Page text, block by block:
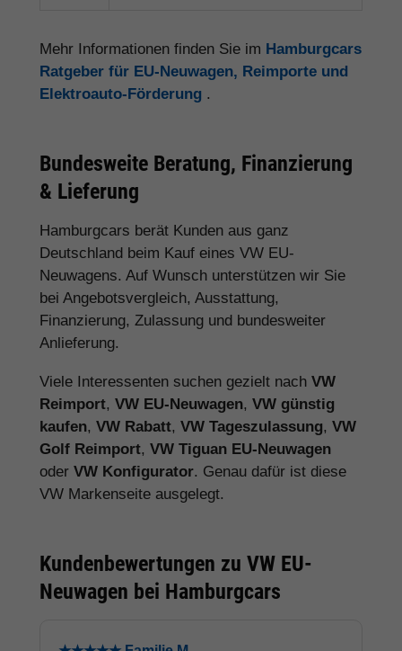
Mehr Informationen finden Sie im Hamburgcars
Ratgeber für EU-Neuwagen, Reimporte und
Elektroauto-Förderung .
Bundesweite Beratung, Finanzierung
& Lieferung
Hamburgcars berät Kunden aus ganz
Deutschland beim Kauf eines VW EU-
Neuwagens. Auf Wunsch unterstützen wir Sie
bei Angebotsvergleich, Ausstattung,
Finanzierung, Zulassung und bundesweiter
Anlieferung.
Viele Interessenten suchen gezielt nach VW
Reimport, VW EU-Neuwagen, VW günstig
kaufen, VW Rabatt, VW Tageszulassung, VW
Golf Reimport, VW Tiguan EU-Neuwagen
oder VW Konfigurator. Genau dafür ist diese
VW Markenseite ausgelegt.
Kundenbewertungen zu VW EU-
Neuwagen bei Hamburgcars